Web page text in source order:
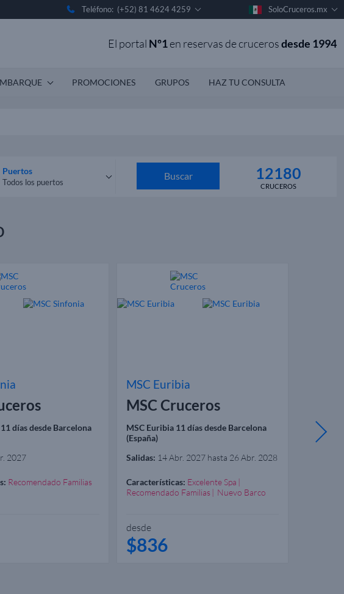
Teléfono: (+52) 81 4624 4259 SoloCruceros.mx
El portal Nº1en reservas de crucerosdesde 1994
PROMOCIONES GRUPOS HAZ TU CONSULTA
Puertos
Todos los puertos
Buscar 12180
CRUCEROS
días desde Barcelona
2027
Recomendado Familias
MSC Euribia
MSC Cruceros
MSC Euribia 11 días desde Barcelona
(España)
Salidas: 14 Abr. 2027 hasta 26 Abr. 2028
Características: Excelente Spa
Recomendado Familias
Nuevo Barco
desde
$836
MSC
(España)